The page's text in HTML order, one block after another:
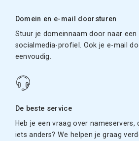
Domein en e-mail doorsturen
Stuur je domeinnaam door naar
socialmedia-profiel. Ook je e-mail
eenvoudig.
De beste service
Heb je een vraag over
iets anders? We helpen je graag